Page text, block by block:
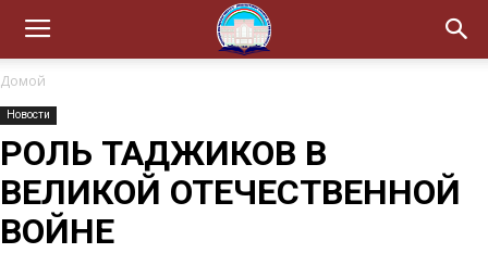
Домой
Новости
РОЛЬ ТАДЖИКОВ В
ВЕЛИКОЙ ОТЕЧЕСТВЕННОЙ
ВОЙНЕ